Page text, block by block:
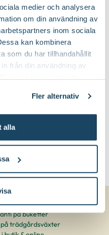
medier och analysera
om din användning av
inom sociala
kan kombinera
som du har tillhandahållit
från din användning av
Fler alternativ
alla
2 knoppar över förra årets
på buketter
trädgårdsväxter